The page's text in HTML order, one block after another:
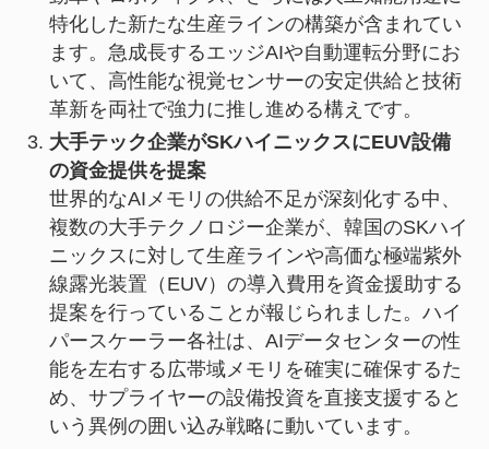
特化した新たな生産ラインの構築が含まれてい
ます。急成長するエッジAIや自動運転分野にお
いて、高性能な視覚センサーの安定供給と技術
革新を両社で強力に推し進める構えです。
大手テック企業がSKハイニックスにEUV設備
の資金提供を提案
世界的なAIメモリの供給不足が深刻化する中、
複数の大手テクノロジー企業が、韓国のSKハイ
ニックスに対して生産ラインや高価な極端紫外
線露光装置（EUV）の導入費用を資金援助する
提案を行っていることが報じられました。ハイ
パースケーラー各社は、AIデータセンターの性
能を左右する広帯域メモリを確実に確保するた
め、サプライヤーの設備投資を直接支援すると
いう異例の囲い込み戦略に動いています。